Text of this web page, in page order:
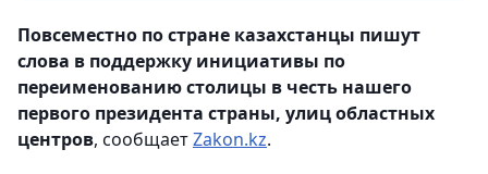
Повсеместно по стране казахстанцы пишут
слова в поддержку инициативы по
переименованию столицы в честь нашего
первого президента страны, улиц областных
центров, сообщаетZakon.kz.